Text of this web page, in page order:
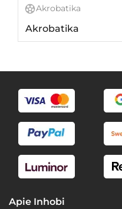
Akrobatika
Akrobatika
Apie Inhobi